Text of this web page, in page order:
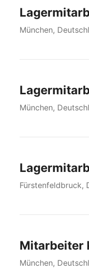
München,
München,
Fürstenfeldbruck,
Mitarbeiter
München,